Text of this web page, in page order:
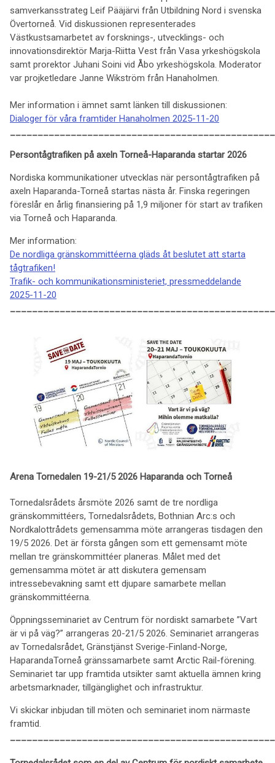
samverkansstrateg Leif Pääjärvi från Utbildning Nord i svenska
Övertorneå. Vid diskussionen representerades
Västkustsamarbetet av forsknings-, utvecklings- och
innovationsdirektör Marja-Riitta Vest från Vasa yrkeshögskola
samt prorektor Juhani Soini vid Åbo yrkeshögskola. Moderator
var projketledare Janne Wikström från Hanaholmen.
Mer information i ämnet samt länken till diskussionen:
Dialoger för våra framtider Hanaholmen 2025-11-20
Persontågtrafiken på axeln Torneå-Haparanda startar 2026
Nordiska kommunikationer utvecklas när persontågtrafiken på
axeln Haparanda-Torneå startas nästa år. Finska regeringen
föreslår en årlig finansiering på 1,9 miljoner för start av trafiken
via Torneå och Haparanda.
Mer information:
De nordliga gränskommittéerna gläds åt beslutet att starta
tågtrafiken!
Trafik- och kommunikationsministeriet, pressmeddelande
2025-11-20
Arena Tornedalen 19-21/5 2026 Haparanda och Torneå
Tornedalsrådets årsmöte 2026 samt de tre nordliga
gränskommittéers, Tornedalsrådets, Bothnian Arc:s och
Nordkalottrådets gemensamma möte arrangeras tisdagen den
19/5 2026. Det är första gången som ett gemensamt möte
mellan tre gränskommittéer planeras. Målet med det
gemensamma mötet är att diskutera gemensam
intressebevakning samt ett djupare samarbete mellan
gränskommittéerna.
Öppningsseminariet av Centrum för nordiskt samarbete ”Vart
är vi på väg?” arrangeras 20-21/5 2026. Seminariet arrangeras
av Tornedalsrådet, Gränstjänst Sverige-Finland-Norge,
HaparandaTorneå gränssamarbete samt Arctic Rail-förening.
Seminariet tar upp framtida utsikter samt aktuella ämnen kring
arbetsmarknader, tillgänglighet och infrastruktur.
Vi skickar inbjudan till möten och seminariet inom närmaste
framtid.